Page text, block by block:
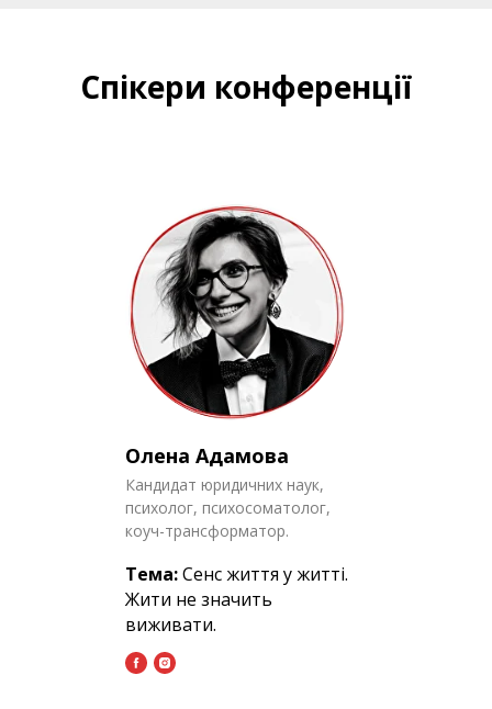
Спікери конференції
Олена Адамова
Кандидат юридичних наук,
психолог, психосоматолог,
коуч-трансформатор.
Тема:Сенс життя у житті.
Жити не значить
виживати.